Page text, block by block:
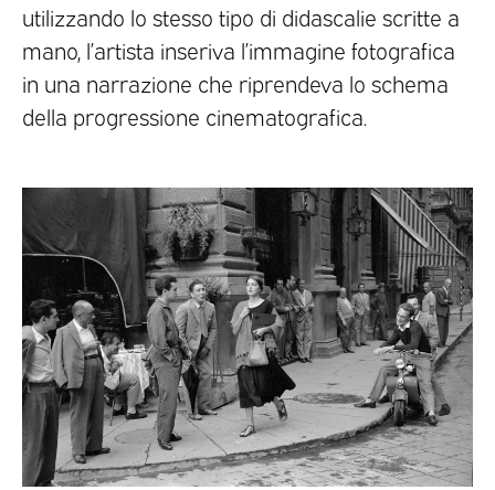
utilizzando lo stesso tipo di didascalie scritte a
mano, l’artista inseriva l’immagine fotografica
in una narrazione che riprendeva lo schema
della progressione cinematografica.